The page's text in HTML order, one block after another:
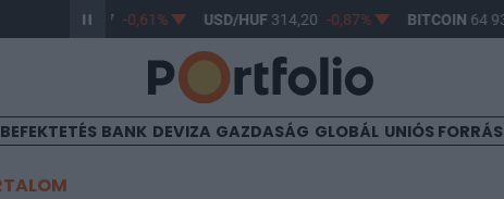
363,17 -0,61% USD/HUF 314,20 -0,87% BITCOIN64
BEFEKTETÉS BANK DEVIZA GAZDASÁG GLOBÁL UNIÓS